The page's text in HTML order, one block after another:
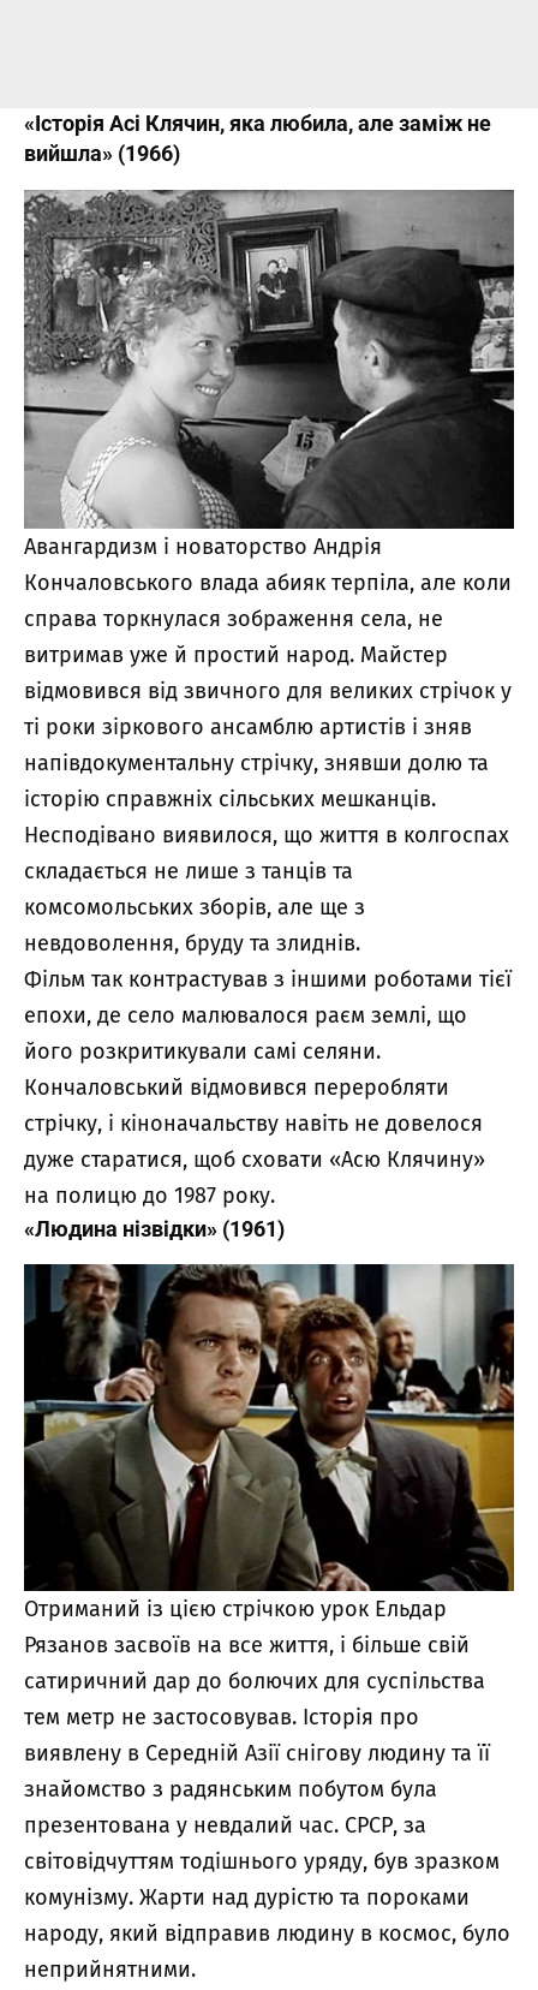
«Історія Асі Клячин, яка любила, але заміж не
вийшла» (1966)
Авангардизм і новаторство Андрія
Кончаловського влада абияк терпіла, але коли
справа торкнулася зображення села, не
витримав уже й простий народ. Майстер
відмовився від звичного для великих стрічок у
ті роки зіркового ансамблю артистів і зняв
напівдокументальну стрічку, знявши долю та
історію справжніх сільських мешканців.
Несподівано виявилося, що життя в колгоспах
складається не лише з танців та
комсомольських зборів, але ще з
невдоволення, бруду та злиднів.
Фільм так контрастував з іншими роботами тієї
епохи, де село малювалося раєм землі, що
його розкритикували самі селяни.
Кончаловський відмовився переробляти
стрічку, і кіноначальству навіть не довелося
дуже старатися, щоб сховати «Асю Клячину»
на полицю до 1987 року.
«Людина нізвідки» (1961)
Отриманий із цією стрічкою урок Ельдар
Рязанов засвоїв на все життя, і більше свій
сатиричний дар до болючих для суспільства
тем метр не застосовував. Історія про
виявлену в Середній Азії снігову людину та її
знайомство з радянським побутом була
презентована у невдалий час. СРСР, за
світовідчуттям тодішнього уряду, був зразком
комунізму. Жарти над дурістю та пороками
народу, який відправив людину в космос, було
неприйнятними.